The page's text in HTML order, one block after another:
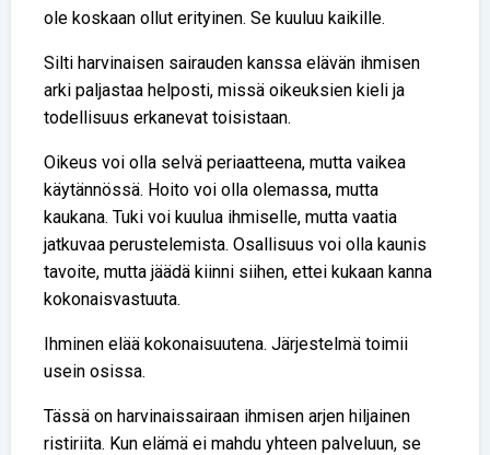
ole koskaan ollut erityinen. Se kuuluu kaikille.
Silti harvinaisen sairauden kanssa elävän ihmisen
arki paljastaa helposti, missä oikeuksien kieli ja
todellisuus erkanevat toisistaan.
Oikeus voi olla selvä periaatteena, mutta vaikea
käytännössä. Hoito voi olla olemassa, mutta
kaukana. Tuki voi kuulua ihmiselle, mutta vaatia
jatkuvaa perustelemista. Osallisuus voi olla kaunis
tavoite, mutta jäädä kiinni siihen, ettei kukaan kanna
kokonaisvastuuta.
Ihminen elää kokonaisuutena. Järjestelmä toimii
usein osissa.
Tässä on harvinaissairaan ihmisen arjen hiljainen
ristiriita. Kun elämä ei mahdu yhteen palveluun, se